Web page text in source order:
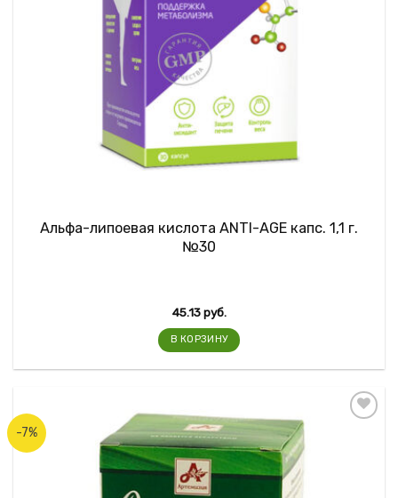
Альфа-липоевая кислота ANTI-AGE капс. 1,1 г.
№30
45.13руб.
В КОРЗИНУ
-7%